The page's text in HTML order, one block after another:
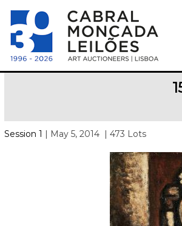
Session 1 | May 5, 2014 | 473 Lots